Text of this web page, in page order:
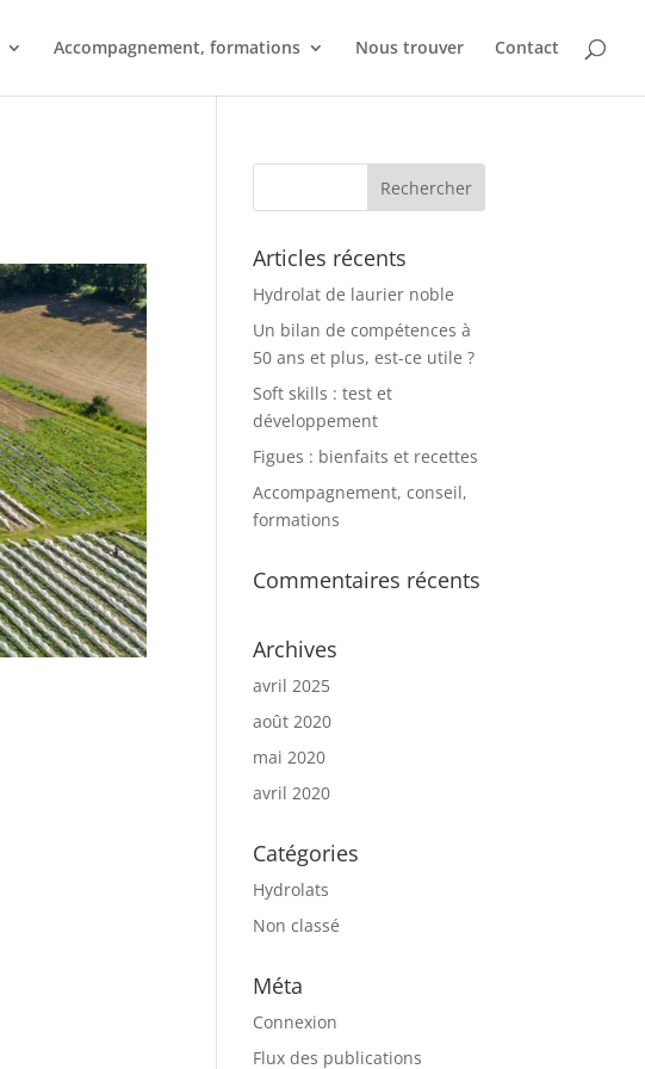
Accompagnement, formations Nous trouver Contact
Articles récents
Hydrolat de laurier noble
Un bilan de compétences à
50 ans et plus, est-ce utile ?
Soft skills : test et
développement
Figues : bienfaits et recettes
Accompagnement, conseil,
formations
Commentaires récents
Archives
avril 2025
août 2020
mai 2020
avril 2020
Catégories
Hydrolats
Non classé
Méta
Connexion
Flux des publications